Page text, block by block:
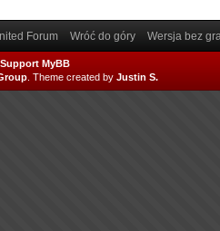
Forum Wróć do góry Wersja bez
MyBB
Theme created by Justin S.